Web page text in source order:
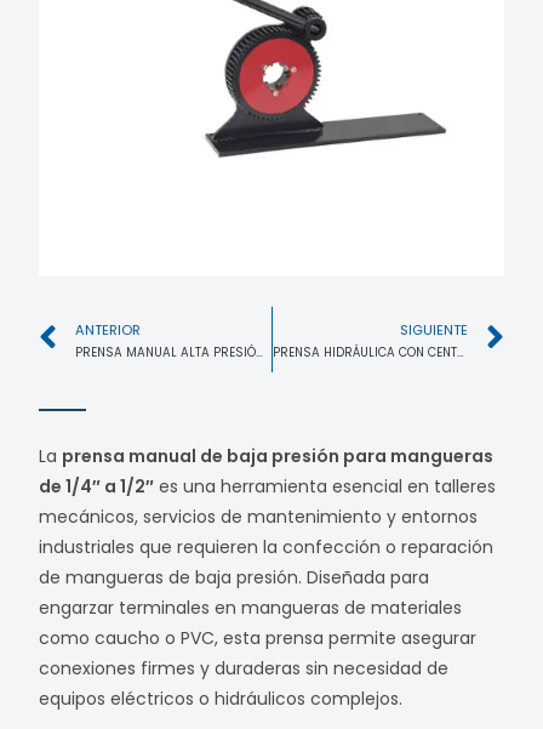
ANTERIOR
PRENSA MANUAL ALTA PRESIÓN 1/4″-1″ MANGUERA HIDRÁULICA
SIGUIENTE
PRENSA HIDRÁULICA CON CENTRAL 1/4″-1/2″
La prensa manual de baja presión para mangueras
de 1/4″ a 1/2″ es una herramienta esencial en talleres
mecánicos, servicios de mantenimiento y entornos
industriales que requieren la confección o reparación
de mangueras de baja presión. Diseñada para
engarzar terminales en mangueras de materiales
como caucho o PVC, esta prensa permite asegurar
conexiones firmes y duraderas sin necesidad de
equipos eléctricos o hidráulicos complejos.